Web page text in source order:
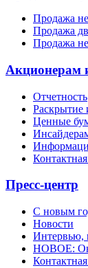
Продажа
Продажа
Продажа
Акционерам
Отчетность
Раскрытие
Ценные
Пресс-центр
С новым
Новости
Интервью,
НОВОЕ: